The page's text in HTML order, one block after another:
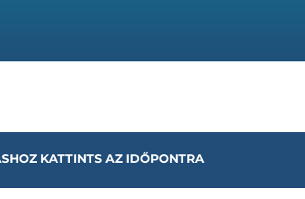
KATTINTS AZ IDŐPONTRA